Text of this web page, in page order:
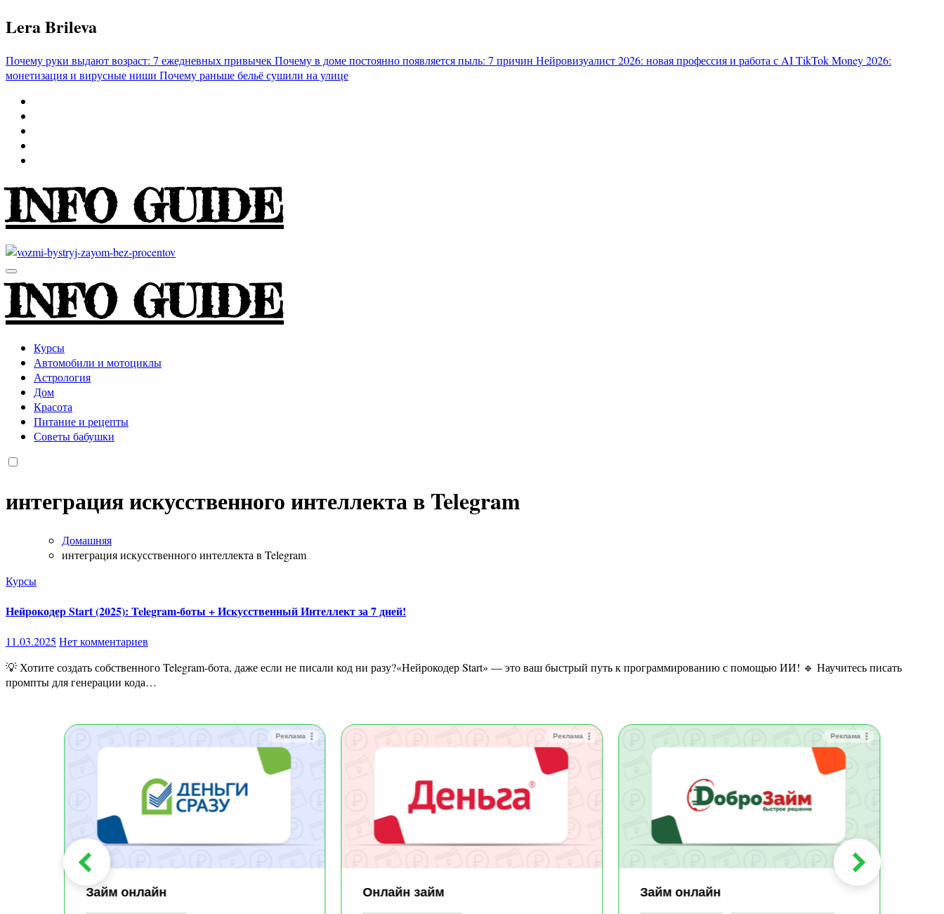
Перейти
к
Lera Brileva
Почему руки выдают возраст: 7 ежедневных привычекПочему в доме постоянно появляется пыль: 7 причин Нейровизуалист 2026: новая профессия и работа с AITikTok Money 2026:
монетизация и вирусные ниши Почему раньше бельё сушили на улице
INFO GUIDE
INFO GUIDE
Курсы
Автомобили и мотоциклы
Астрология
Дом
Красота
Питание и рецепты
Советы бабушки
интеграция искусственного интеллекта в Telegram
Домашняя
интеграция искусственного интеллекта в Telegram
Курсы
Нейрокодер Start (2025): Telegram-боты + Искусственный Интеллект за 7 дней!
11.03.2025 Нет комментариев
💡 Хотите создать собственного Telegram-бота, даже если не писали код ни разу?«Нейрокодер Start» — это ваш быстрый путь к программированию с помощью ИИ! 🔹 Научитесь писать
промпты для генерации кода…
Реклама
Займ онлайн
Реклама
Онлайн займ
Реклама
Займ онлайн